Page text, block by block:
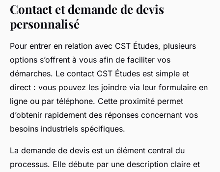
Contact et demande de devis
personnalisé
Pour entrer en relation avec CST Études, plusieurs
options s’offrent à vous afin de faciliter vos
démarches. Le contact CST Études est simple et
direct : vous pouvez les joindre via leur formulaire en
ligne ou par téléphone. Cette proximité permet
d’obtenir rapidement des réponses concernant vos
besoins industriels spécifiques.
La demande de devis est un élément central du
processus. Elle débute par une description claire et